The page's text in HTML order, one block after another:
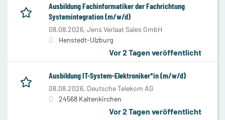
Ausbildung Fachinformatiker der Fachrichtung
Systemintegration (m/w/d)
08.08.2026, Jens Verlaat Sales GmbH
Henstedt-Ulzburg
Vor 2 Tagen veröffentlicht
Ausbildung IT-System-Elektroniker*in (m/w/d)
08.08.2026, Deutsche Telekom AG
24568 Kaltenkirchen
Vor 2 Tagen veröffentlicht